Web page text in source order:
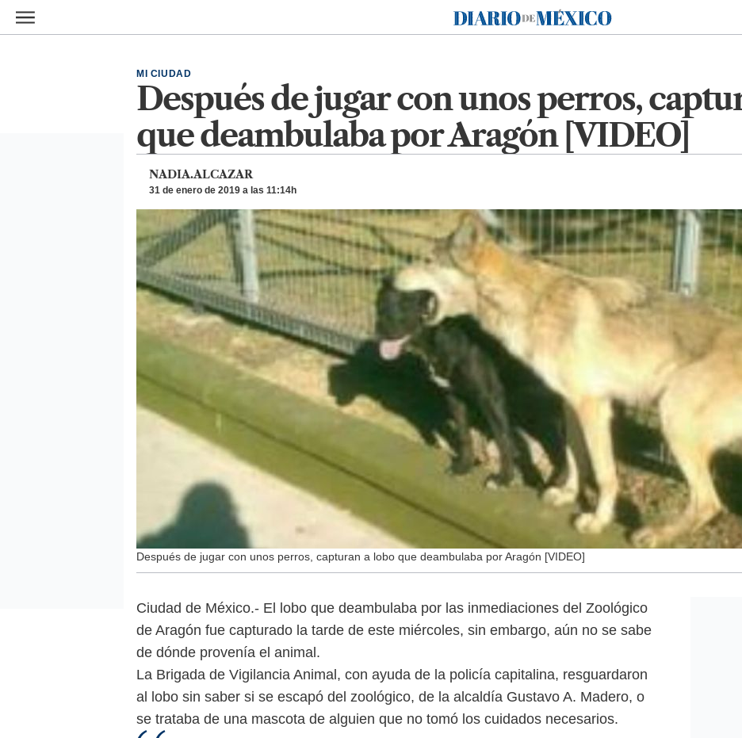
Ir al contenido principal
Diario de México
Después de jugar con unos perros,
que deambulaba por Aragón [VIDEO]
MI CIUDAD
NADIA.ALCAZAR
31 de enero de 2019 a las 11:14h
Después de jugar con unos perros, capturan a lobo que deambulaba por Aragón [VIDEO]
Ciudad de México.- El lobo que deambulaba por las inmediaciones del Zoológico
de Aragón fue capturado la tarde de este miércoles, sin embargo, aún no se sabe
de dónde provenía el animal.
La Brigada de Vigilancia Animal, con ayuda de la policía capitalina, resguardaron
al lobo sin saber si se escapó del zoológico, de la alcaldía Gustavo A. Madero, o
se trataba de una mascota de alguien que no tomó los cuidados necesarios.